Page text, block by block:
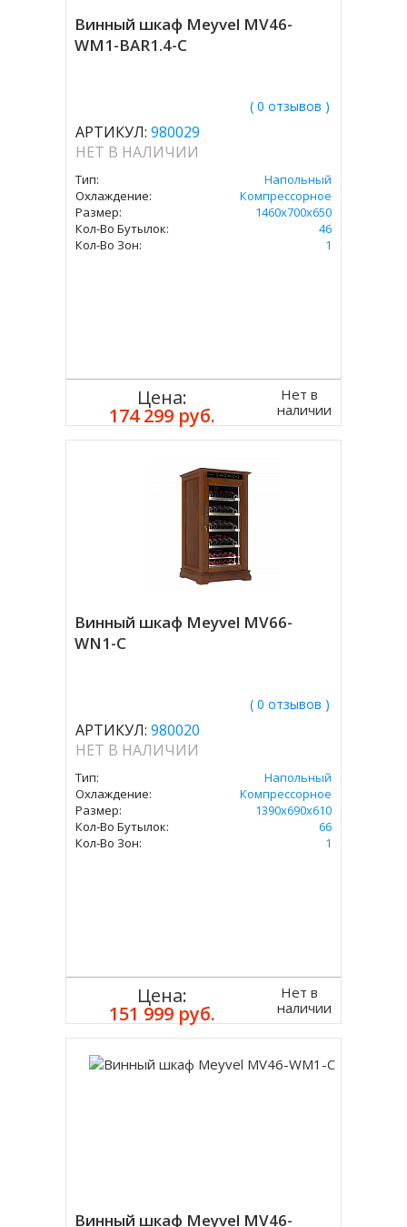
Винный шкаф Meyvel MV46-
WM1-BAR1.4-C
( 0 отзывов )
АРТИКУЛ: 980029
НЕТ В НАЛИЧИИ
Тип:
Напольный
Охлаждение:
Компрессорное
Размер:
1460х700х650
Кол-Во Бутылок:
46
Кол-Во Зон:
1
Цена:
174 299 руб.
Нет в
наличии
Винный шкаф Meyvel MV66-
WN1-C
( 0 отзывов )
АРТИКУЛ: 980020
НЕТ В НАЛИЧИИ
Тип:
Напольный
Охлаждение:
Компрессорное
Размер:
1390х690х610
Кол-Во Бутылок:
66
Кол-Во Зон:
1
Цена:
151 999 руб.
Нет в
наличии
Винный шкаф Meyvel MV46-